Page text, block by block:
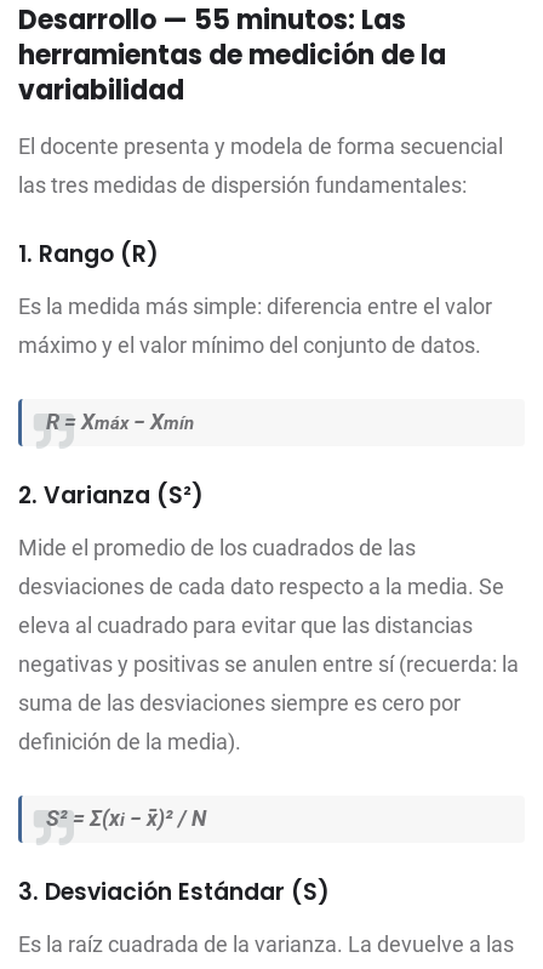
Desarrollo — 55 minutos: Las
herramientas de medición de la
variabilidad
El docente presenta y modela de forma secuencial
las tres medidas de dispersión fundamentales:
1. Rango (R)
Es la medida más simple: diferencia entre el valor
máximo y el valor mínimo del conjunto de datos.
R = Xmáx− Xmín
2. Varianza (S²)
Mide el promedio de los cuadrados de las
desviaciones de cada dato respecto a la media. Se
eleva al cuadrado para evitar que las distancias
negativas y positivas se anulen entre sí (recuerda: la
suma de las desviaciones siempre es cero por
definición de la media).
S² = Σ(xi − x̄)² / N
3. Desviación Estándar (S)
Es la raíz cuadrada de la varianza. La devuelve a las